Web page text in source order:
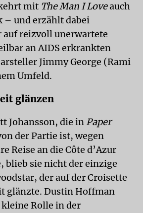
mit The Man I Loveauch
– und erzählt dabei
auf reizvoll unerwartete
an AIDS erkrankten
Jimmy George (Rami
Umfeld.
glänzen
Johansson, die in Paper
der Partie ist, wegen
Reise an die Côte d’Azur
blieb sie nicht der einzige
der auf der Croisette
glänzte. Dustin Hoffman
Rolle in der